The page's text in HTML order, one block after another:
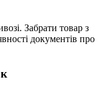
Забрати товар з
документів про